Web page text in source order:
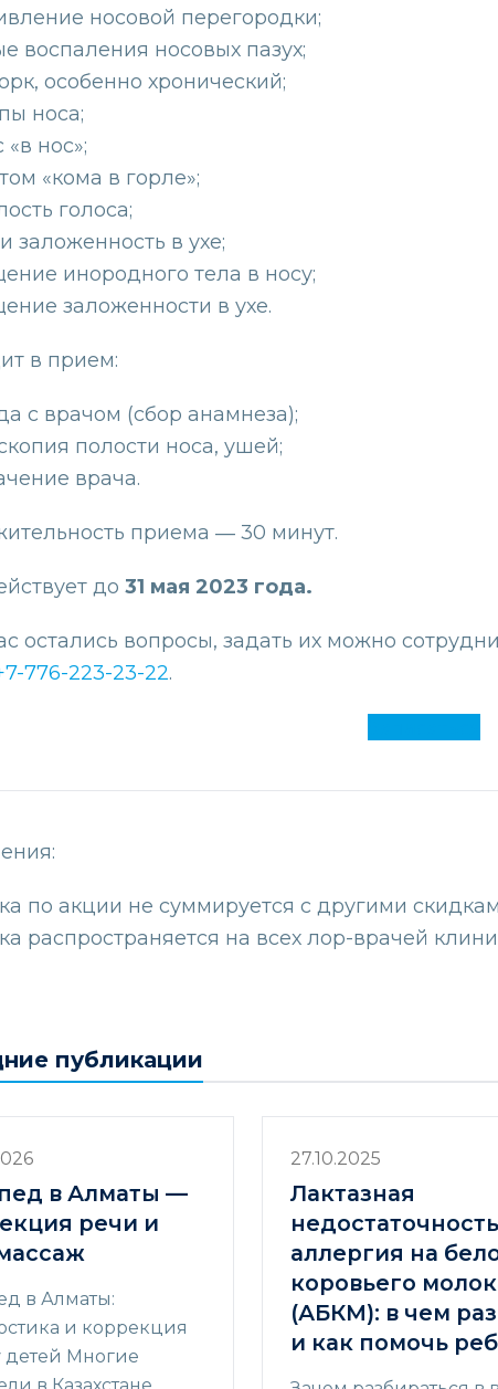
носовой перегородки;
воспаления носовых пазух;
особенно хронический;
носа;
«в нос»;
«кома в горле»;
голоса;
заложенность в ухе;
инородного тела в носу;
заложенности в ухе.
в прием:
с врачом (сбор анамнеза);
полости носа, ушей;
врача.
приема ― 30 минут.
до 31 мая 2023 года.
остались вопросы, задать их можно
776-223-23-22.
по акции не суммируется с другими
распространяется на всех лор-врачей
публикации
в Алматы —
речи и
в Алматы:
и коррекция
детей Многие
27.10.2025
Лактазная
аллергия на
коровьего
(АБКМ): в чем
и как помочь